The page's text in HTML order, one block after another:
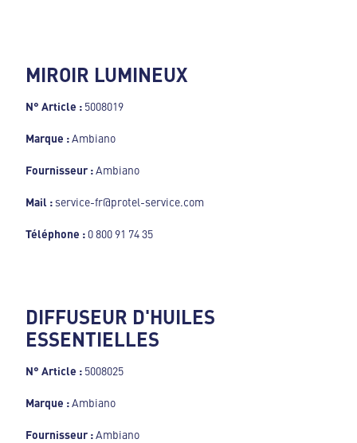
MIROIR LUMINEUX
N° Article : 5008019
Marque :Ambiano
Fournisseur :Ambiano
Mail : service-fr@protel-service.com
Téléphone : 0 800 91 74 35
DIFFUSEUR D'HUILES
ESSENTIELLES
N° Article : 5008025
Marque :Ambiano
Fournisseur :Ambiano